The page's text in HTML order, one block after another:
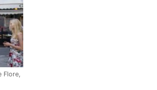
Flore,